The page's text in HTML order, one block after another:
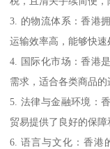
3. 的物流体系：香港
运输效率高，能够快速
4. 国际化市场：香港
需求，适合各类商品的
5. 法律与金融环境：
贸易提供了良好的保障
6. 语言与文化：香港